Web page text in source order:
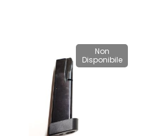
Non
Disponibile